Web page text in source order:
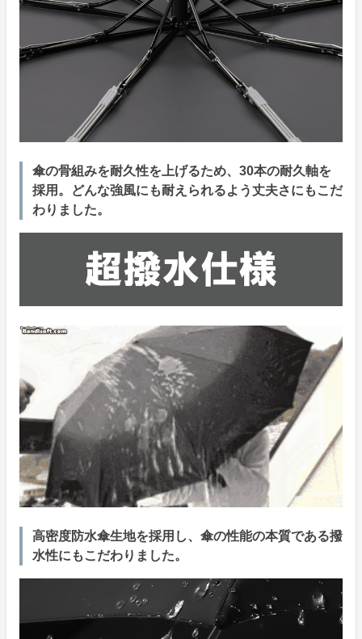
傘の骨組みを耐久性を上げるため、30本の耐久軸を
採用。どんな強風にも耐えられるよう丈夫さにもこだ
わりました。
高密度防水傘生地を採用し、傘の性能の本質である撥
水性にもこだわりました。